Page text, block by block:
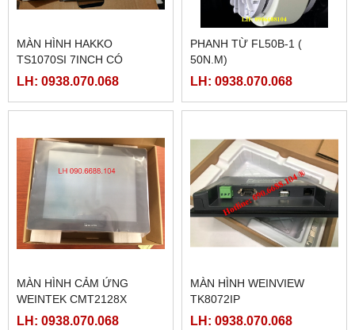
MÀN HÌNH HAKKO
TS1070SI 7INCH CÓ
ETHERNET
LH: 0938.070.068
PHANH TỪ FL50B-1 (
50N.M)
LH: 0938.070.068
MÀN HÌNH CẢM ỨNG
WEINTEK CMT2128X
LH: 0938.070.068
MÀN HÌNH WEINVIEW
TK8072IP
LH: 0938.070.068